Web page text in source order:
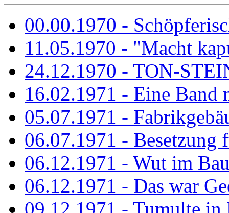
00.00.1970 -
11.05.1970 - "Macht
24.12.1970 - TON-
16.02.1971 - Eine Band
05.07.1971 -
06.07.1971 - Besetzung
06.12.1971 - Wut im
06.12.1971 - Das war
09.12.1971 - Tumulte in